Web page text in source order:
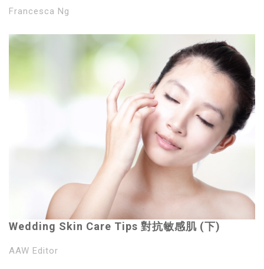
Francesca Ng
Wedding Skin Care Tips 對抗敏感肌 (下)
AAW Editor